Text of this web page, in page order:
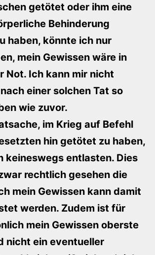
getötet oder ihm eine
Behinderung
haben, könnte ich nur
mein Gewissen wäre in
Not. Ich kann mir nicht
einer solchen Tat so
wie zuvor.
im Krieg auf Befehl
hin getötet zu haben,
keineswegs entlasten. Dies
rechtlich gesehen die
mein Gewissen kann damit
werden. Zudem ist für
mein Gewissen oberste
nicht ein eventueller